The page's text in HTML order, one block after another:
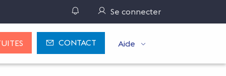
Gérer ses notifications
Se connecter
CONTACT Aide